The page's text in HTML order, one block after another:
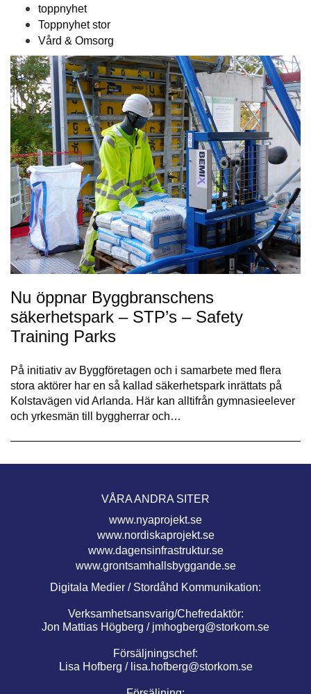
toppnyhet
Toppnyhet stor
Vård & Omsorg
Nu öppnar Byggbranschens
säkerhetspark – STP’s – Safety
Training Parks
På initiativ av Byggföretagen och i samarbete med flera
stora aktörer har en så kallad säkerhetspark inrättats på
Kolstavägen vid Arlanda. Här kan alltifrån gymnasieelever
och yrkesmän till byggherrar och…
VÅRA ANDRA SITER
www.nyaprojekt.se
www.nordiskaprojekt.se
www.dagensinfrastruktur.se
www.grontsamhallsbyggande.se
Digitala Medier / Stordåhd Kommunikation:
Verksamhetsansvarig/Chefredaktör:
Jon Mattias Högberg / jmhogberg@storkom.se
Försäljningschef:
Lisa Hofberg / lisa.hofberg@storkom.se